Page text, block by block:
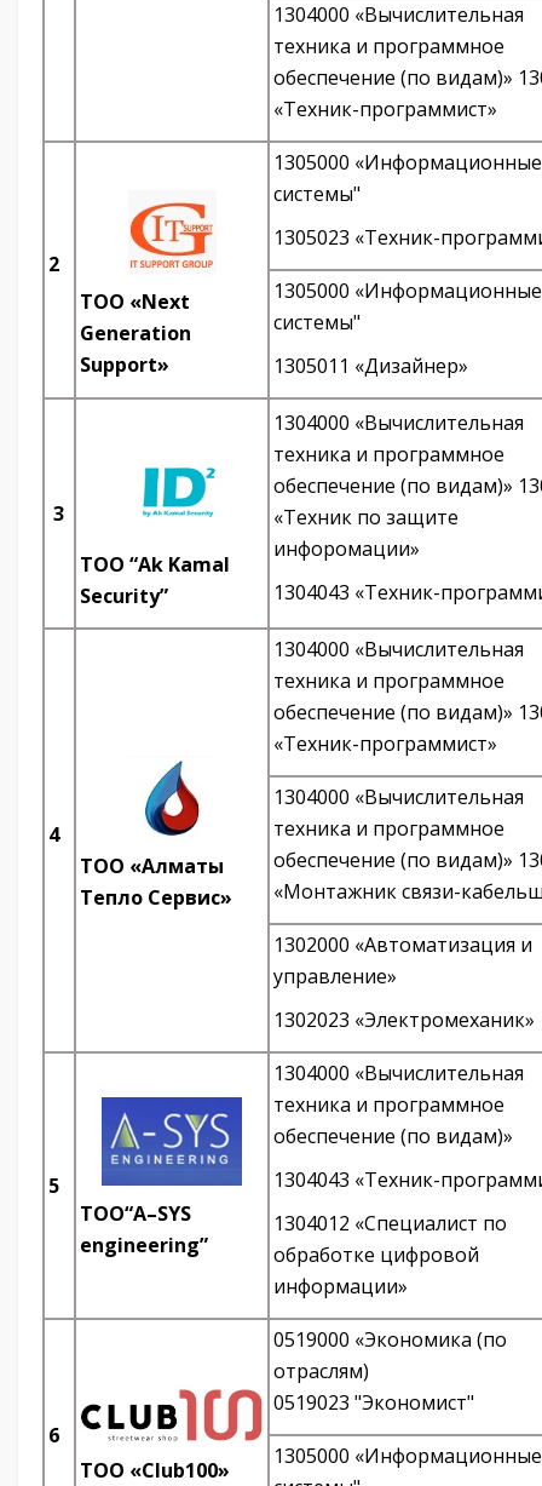
1304000 «Вычислительная
техника и программное
обеспечение (по видам)»
«Техник-программист»
2
ТОО «Next
Generation
Support»
1305000 «Информационные
системы"
1305023 «Техник-
1305000 «Информационные
системы"
1305011 «Дизайнер»
3
TOO “Ak Kamal
Security”
1304000 «Вычислительная
техника и программное
обеспечение (по видам)»
«Техник по защите
инфоромации»
1304043 «Техник-
4
ТОО «Алматы
Тепло Сервис»
1304000 «Вычислительная
техника и программное
обеспечение (по видам)»
«Техник-программист»
1304000 «Вычислительная
техника и программное
обеспечение (по видам)»
«Монтажник связи-
1302000 «Автоматизация и
управление»
1302023 «Электромеханик»
5
TOO“A–SYS
engineering”
1304000 «Вычислительная
техника и программное
обеспечение (по видам)»
1304043 «Техник-
1304012 «Специалист по
обработке цифровой
информации»
6
ТОО «Club100»
0519000 «Экономика (по
отраслям)
0519023 "Экономист"
1305000 «Информационные